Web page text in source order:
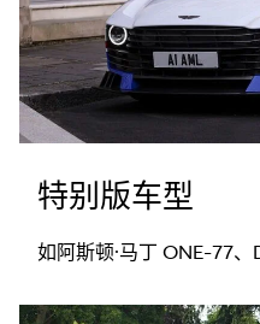
特别版车型
如阿斯顿·马丁 ONE-77